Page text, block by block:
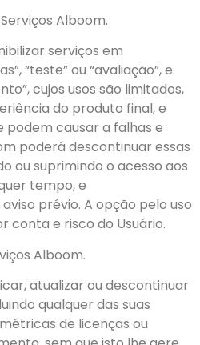
Alboom.
serviços em
“teste” ou “avaliação”, e
cujos usos são limitados,
do produto final, e
podem causar a falhas e
poderá descontinuar essas
ou suprimindo o acesso aos
tempo, e
prévio. A opção pelo uso
conta e risco do Usuário.
Alboom.
atualizar ou descontinuar
qualquer das suas
de licenças ou